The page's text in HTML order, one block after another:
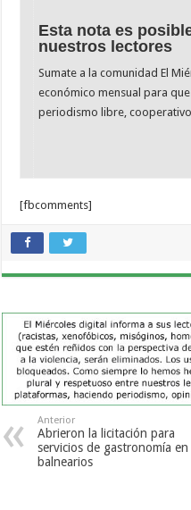
Esta nota es
nuestros lectores
Sumate a la comunidad El
económico mensual para
periodismo libre,
[fbcomments]
Anterior
Abrieron la licitación para
servicios de gastronomía en
balnearios